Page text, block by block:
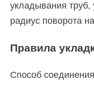
укладывания труб,
радиус поворота
Правила
Способ